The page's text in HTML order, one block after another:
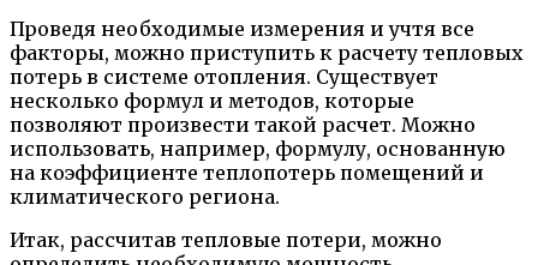
Проведя необходимые измерения и учтя все
факторы, можно приступить к расчету тепловых
потерь в системе отопления. Существует
несколько формул и методов, которые
позволяют произвести такой расчет. Можно
использовать, например, формулу, основанную
на коэффициенте теплопотерь помещений и
климатического региона.
Итак, рассчитав тепловые потери, можно